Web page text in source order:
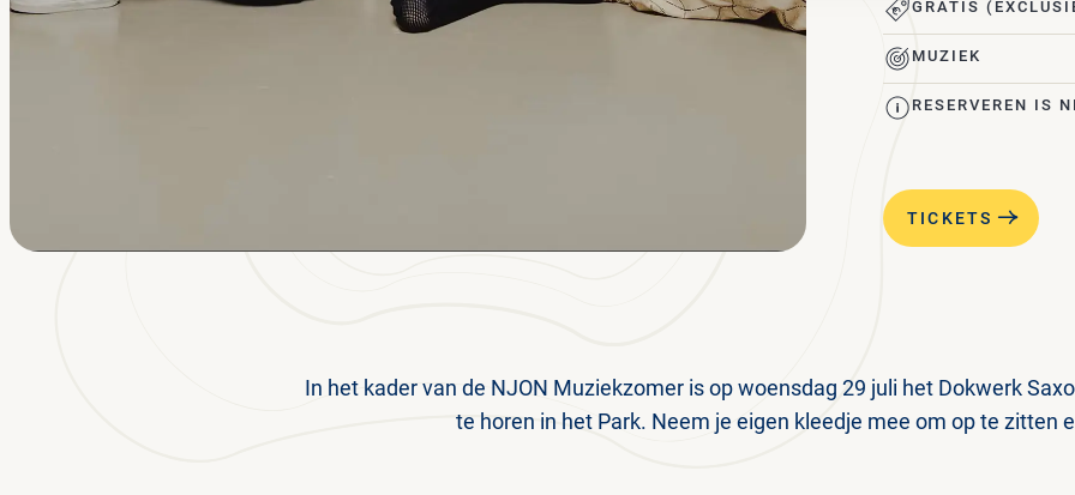
GRATIS
MUZIEK
RESERVEREN IS
TICKETS
In het kader van de NJON Muziekzomer is op woensdag 29 juli het Dokwerk
te horen in het Park. Neem je eigen kleedje mee om op te zitten